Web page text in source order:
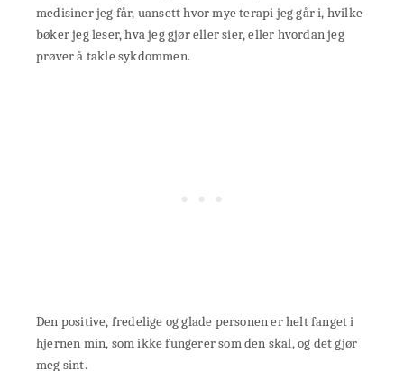
medisiner jeg får, uansett hvor mye terapi jeg går i, hvilke
bøker jeg leser, hva jeg gjør eller sier, eller hvordan jeg
prøver å takle sykdommen.
Den positive, fredelige og glade personen er helt fanget i
hjernen min, som ikke fungerer som den skal, og det gjør
meg sint.